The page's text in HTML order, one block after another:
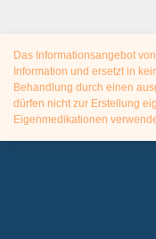
Das Informationsangebot
Information und ersetzt in
Behandlung durch einen
dürfen nicht zur Erstellung
Eigenmedikationen